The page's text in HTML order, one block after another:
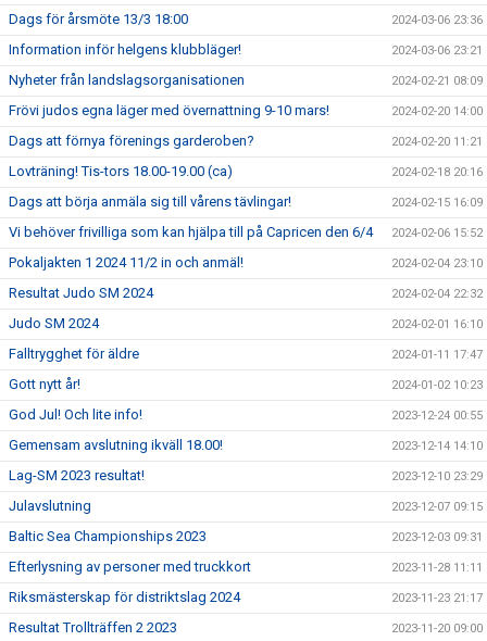
Dags för årsmöte 13/3 18:00 2024-03-06 23:36
Information inför helgens klubbläger! 2024-03-06 23:21
Nyheter från landslagsorganisationen 2024-02-21 08:09
Frövi judos egna läger med övernattning 9-10 mars! 2024-02-20 14:00
Dags att förnya förenings garderoben? 2024-02-20 11:21
Lovträning! Tis-tors 18.00-19.00 (ca) 2024-02-18 20:16
Dags att börja anmäla sig till vårens tävlingar! 2024-02-15 16:09
Vi behöver frivilliga som kan hjälpa till på Capricen den 6/4 2024-02-06 15:52
Pokaljakten 1 2024 11/2 in och anmäl! 2024-02-04 23:10
Resultat Judo SM 2024 2024-02-04 22:32
Judo SM 2024 2024-02-01 16:10
Falltrygghet för äldre 2024-01-11 17:47
Gott nytt år! 2024-01-02 10:23
God Jul! Och lite info! 2023-12-24 00:55
Gemensam avslutning ikväll 18.00! 2023-12-14 14:10
Lag-SM 2023 resultat! 2023-12-10 23:29
Julavslutning 2023-12-07 09:15
Baltic Sea Championships 2023 2023-12-03 09:31
Efterlysning av personer med truckkort 2023-11-28 11:11
Riksmästerskap för distriktslag 2024 2023-11-23 21:17
Resultat Trollträffen 2 2023 2023-11-20 09:00